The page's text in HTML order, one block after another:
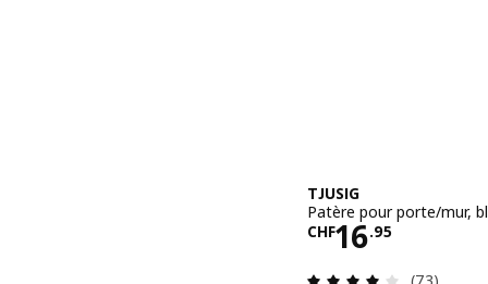
TJUSIG
Patère pour porte/mur,
CHF16.95
Prix CHF